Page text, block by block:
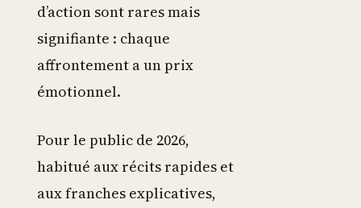
d’action sont rares mais
signifiante : chaque
affrontement a un prix
émotionnel.
Pour le public de 2026,
habitué aux récits rapides et
aux franches explicatives,